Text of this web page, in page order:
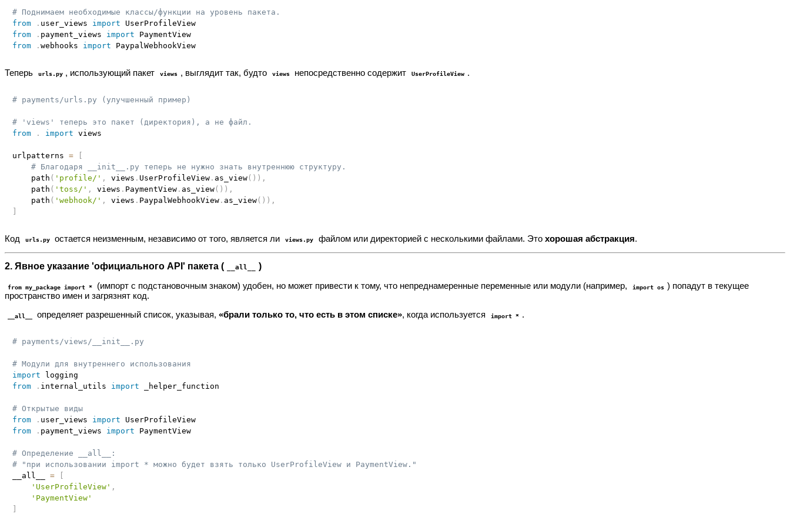
# Поднимаем необходимые классы/функции на уровень пакета.
from
. user_views import
UserProfileView
from
. payment_views import
PaymentView
from
. webhooks import PaypalWebhookView
Теперь urls.py , использующий пакет views , выглядит так, будто views непосредственно содержит UserProfileView .
# payments/urls.py (улучшенный пример)
# 'views' теперь это пакет (директория), а не файл.
from
. import views
urlpatterns =
[
# Благодаря __init__.py теперь не нужно знать внутреннюю структуру.
    path
( 'profile/' , views . UserProfileView. as_view( ) ) ,
    path
( 'toss/' , views . PaymentView. as_view( ) ) ,
    path
( 'webhook/' , views . PaypalWebhookView. as_view( ) ) ,
]
Код urls.py остается неизменным, независимо от того, является ли views.py файлом или директорией с несколькими файлами. Это хорошая абстракция.
2. Явное указание 'официального API' пакета ( __all__ )
from my_package import * (импорт с подстановочным знаком) удобен, но может привести к тому, что непреднамеренные переменные или модули (например, import os ) попадут в текущее
пространство имен и загрязнят код.
__all__ определяет разрешенный список, указывая,«брали только то, что есть в этом списке», когда используется import * .
# payments/views/__init__.py
# Модули для внутреннего использования
import
from
. internal_utils import _helper_function
# Открытые виды
from
. user_views import
UserProfileView
from
. payment_views import PaymentView
# Определение __all__:
# "при использовании import * можно будет взять только UserProfileView и PaymentView."
__all__ =
'UserProfileView' ,
'PaymentView'